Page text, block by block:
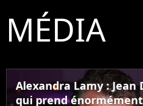
MÉDIA
Alexandra Lamy :
qui prend